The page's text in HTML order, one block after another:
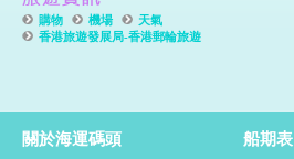
購物 機場
天氣
香港旅遊發展局-香港郵輪旅遊
關於海運碼頭 船期表